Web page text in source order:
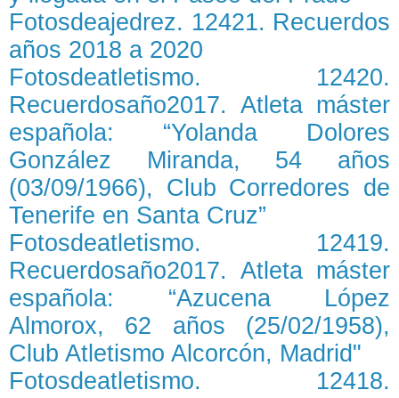
Fotosdeajedrez. 12421. Recuerdos
años 2018 a 2020
Fotosdeatletismo. 12420.
Recuerdosaño2017. Atleta máster
española: “Yolanda Dolores
González Miranda, 54 años
(03/09/1966), Club Corredores de
Tenerife en Santa Cruz”
Fotosdeatletismo. 12419.
Recuerdosaño2017. Atleta máster
española: “Azucena López
Almorox, 62 años (25/02/1958),
Club Atletismo Alcorcón, Madrid"
Fotosdeatletismo. 12418.